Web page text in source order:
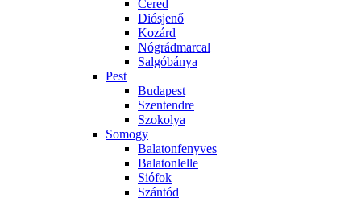
Cered
Diósjenő
Kozárd
Nógrádmarcal
Salgóbánya
Pest
Budapest
Szentendre
Szokolya
Somogy
Balatonfenyves
Balatonlelle
Siófok
Szántód